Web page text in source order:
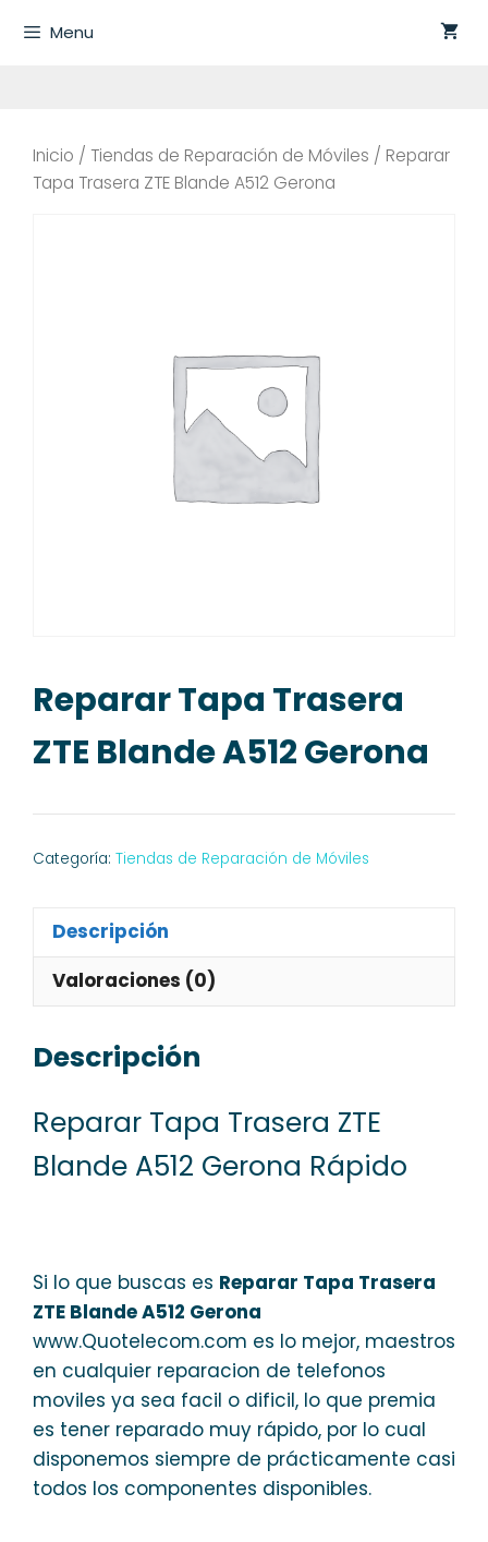
Menu
Inicio / Tiendas de Reparación de Móviles / Reparar
Tapa Trasera ZTE Blande A512 Gerona
Reparar Tapa Trasera
ZTE Blande A512 Gerona
Categoría: Tiendas de Reparación de Móviles
Descripción
Valoraciones (0)
Descripción
Reparar Tapa Trasera ZTE
Blande A512 Gerona Rápido
Si lo que buscas es Reparar Tapa Trasera
ZTE Blande A512 Gerona
www.Quotelecom.com es lo mejor, maestros
en cualquier reparacion de telefonos
moviles ya sea facil o dificil, lo que premia
es tener reparado muy rápido, por lo cual
disponemos siempre de prácticamente casi
todos los componentes disponibles.